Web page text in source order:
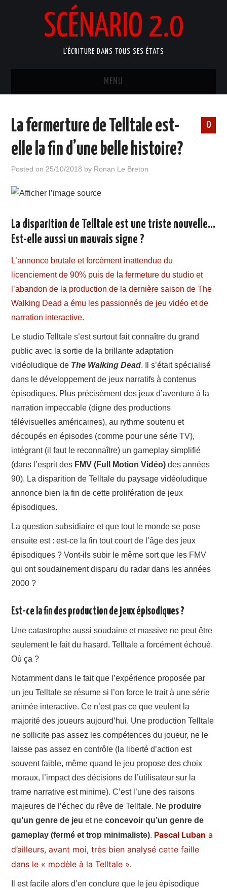
SCÉNARIO 2.0
L'ÉCRITURE DANS TOUS SES ÉTATS
MENU
ATELIERS ARTISTIQUES
A PROPOS
CONTACT
0
La fermerture de Telltale est-
elle la fin d’une belle histoire?
Posted on 25/10/2018 by Ronan Le Breton
La disparition de Telltale est une triste nouvelle…
Est-elle aussi un mauvais signe ?
L’annonce brutale et forcément inattendue du
licenciement de 90% puis de la fermeture du studio et
l’abandon de la production de la dernière saison de The
Walking Dead a ému les passionnés de jeu vidéo et de
narration interactive.
Le studio Telltale s’est surtout fait connaître du grand
public avec la sortie de la brillante adaptation
vidéoludique de The Walking Dead. Il s’était spécialisé
dans le développement de jeux narratifs à contenus
épisodiques. Plus précisément des jeux d’aventure à la
narration impeccable (digne des productions
télévisuelles américaines), au rythme soutenu et
découpés en épisodes (comme pour une série TV),
intégrant (il faut le reconnaître) un gameplay simplifié
(dans l’esprit des FMV (Full Motion Vidéo) des années
90). La disparition de Telltale du paysage vidéoludique
annonce bien la fin de cette prolifération de jeux
épisodiques.
La question subsidiaire et que tout le monde se pose
ensuite est : est-ce la fin tout court de l’âge des jeux
épisodiques ? Vont-ils subir le même sort que les FMV
qui ont soudainement disparu du radar dans les années
2000 ?
Est-ce la fin des production de jeux épisodiques ?
Une catastrophe aussi soudaine et massive ne peut être
seulement le fait du hasard. Telltale a forcément échoué.
Où ça ?
Notamment dans le fait que l’expérience proposée par
un jeu Telltale se résume si l’on force le trait à une série
animée interactive. Ce n’est pas ce que veulent la
majorité des joueurs aujourd’hui. Une production Telltale
ne sollicite pas assez les compétences du joueur, ne le
laisse pas assez en contrôle (la liberté d’action est
souvent faible, même quand le jeu propose des choix
moraux, l’impact des décisions de l’utilisateur sur la
trame narrative est minime). C’est l’une des raisons
majeures de l’échec du rêve de Telltale. Ne produire
qu’un genre de jeu et neconcevoir qu’un genre de
gameplay (fermé et trop minimaliste). Pascal Luban a
d’ailleurs, avant moi, très bien analysé cette faille
dans le « modèle à la Telltale ».
Il est facile alors d’en conclure que le jeu épisodique